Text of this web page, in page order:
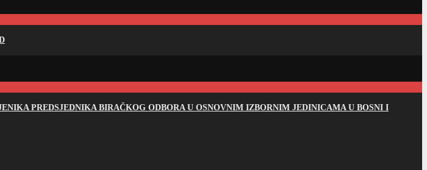
PREDSJEDNIKA BIRAČKOG ODBORA U OSNOVNIM IZBORNIM JEDINICAMA U BOSNI I